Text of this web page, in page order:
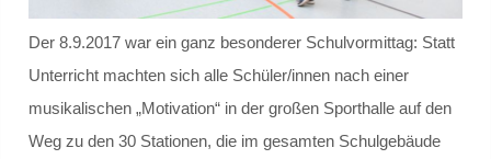
Kollegium
Schulleitung und Koordinatoren
Eingangsstufe
Der 8.9.2017 war ein ganz besonderer Schulvormittag: Statt
Unterricht machten sich alle Schüler/innen nach einer
musikalischen „Motivation“ in der großen Sporthalle auf den
Weg zu den 30 Stationen, die im gesamten Schulgebäude